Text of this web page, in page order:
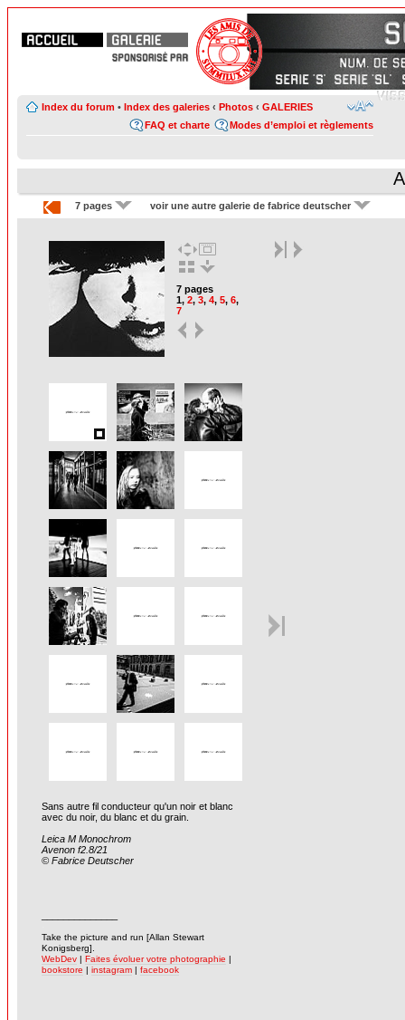
Index du forum • Index des galeries ‹ Photos ‹ GALERIES
Modes d’emploi et règlements
FAQ et charte
7 pages voir une autre galerie de fabrice deutscher
7 pages
1, 2, 3, 4, 5, 6,
7
Sans autre fil conducteur qu'un noir et blanc
avec du noir, du blanc et du grain.
Leica M Monochrom
Avenon f2.8/21
© Fabrice Deutscher
Take the picture and run [Allan Stewart
Konigsberg].
WebDev | Faites évoluer votre photographie |
bookstore | instagram | facebook